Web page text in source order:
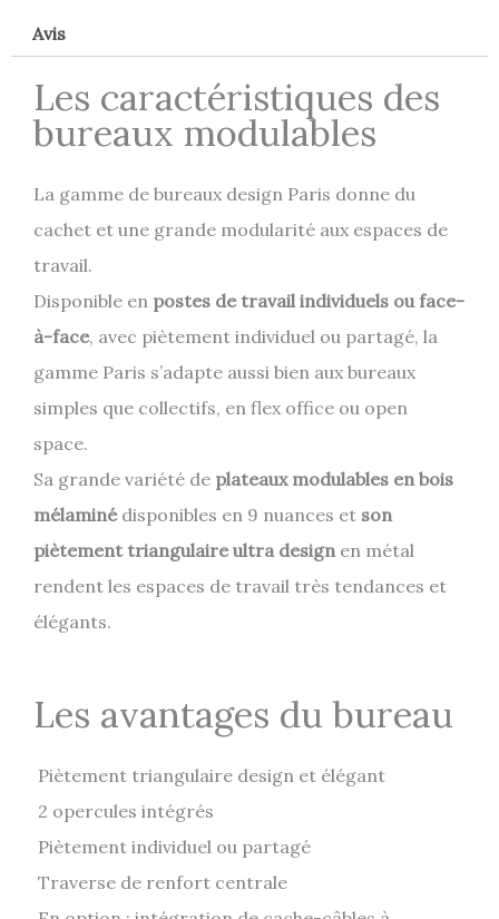
Avis
Les caractéristiques des
bureaux modulables
La gamme de bureaux design Paris donne du
cachet et une grande modularité aux espaces de
travail.
Disponible en postes de travail individuels ou face-
à-face, avec piètement individuel ou partagé, la
gamme Paris s’adapte aussi bien aux bureaux
simples que collectifs, en flex office ou open
space.
Sa grande variété de plateaux modulables en bois
mélaminédisponibles en 9 nuances et son
piètement triangulaire ultra designen métal
rendent les espaces de travail très tendances et
élégants.
Les avantages du bureau
Piètement triangulaire design et élégant
2 opercules intégrés
Piètement individuel ou partagé
Traverse de renfort centrale